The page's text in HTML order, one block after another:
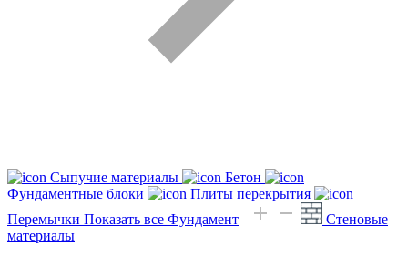
Сыпучие материалы
Бетон
Фундаментные блоки
Плиты перекрытия
Перемычки Показать все Фундамент
Стеновые
материалы